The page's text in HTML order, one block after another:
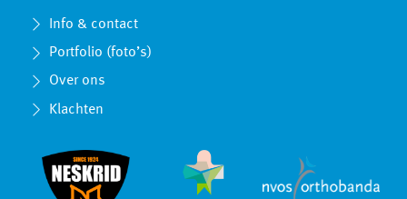
Info & contact
Portfolio (foto’s)
Over ons
Klachten